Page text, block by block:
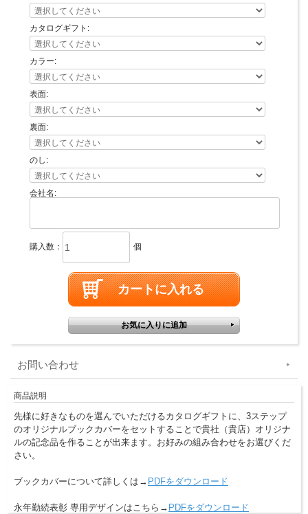
カタログギフト:
カラー:
表面:
裏面:
のし:
会社名:
購入数： 個
お問い合わせ
商品説明
先様に好きなものを選んでいただけるカタログギフトに、3ステップ
のオリジナルブックカバーをセットすることで貴社（貴店）オリジナ
ルの記念品を作ることが出来ます。お好みの組み合わせをお選びくだ
さい。
ブックカバーについて詳しくは→ PDFをダウンロード
永年勤続表彰 専用デザインはこちら→ PDFをダウンロード